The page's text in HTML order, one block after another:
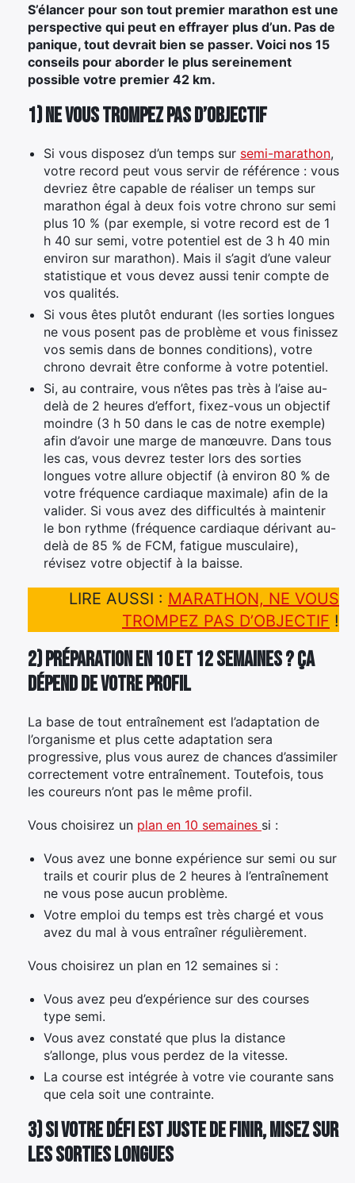
S’élancer pour son tout premier marathon est une
perspective qui peut en effrayer plus d’un. Pas de
panique, tout devrait bien se passer. Voici nos 15
conseils pour aborder le plus sereinement
possible votre premier 42 km.
1) Ne vous trompez pas d’objectif
Si vous disposez d’un temps sur semi-marathon,
votre record peut vous servir de référence : vous
devriez être capable de réaliser un temps sur
marathon égal à deux fois votre chrono sur semi
plus 10 % (par exemple, si votre record est de 1
h 40 sur semi, votre potentiel est de 3 h 40 min
environ sur marathon). Mais il s’agit d’une valeur
statistique et vous devez aussi tenir compte de
vos qualités.
Si vous êtes plutôt endurant (les sorties longues
ne vous posent pas de problème et vous finissez
vos semis dans de bonnes conditions), votre
chrono devrait être conforme à votre potentiel.
Si, au contraire, vous n’êtes pas très à l’aise au-
delà de 2 heures d’effort, fixez-vous un objectif
moindre (3 h 50 dans le cas de notre exemple)
afin d’avoir une marge de manœuvre. Dans tous
les cas, vous devrez tester lors des sorties
longues votre allure objectif (à environ 80 % de
votre fréquence cardiaque maximale) afin de la
valider. Si vous avez des difficultés à maintenir
le bon rythme (fréquence cardiaque dérivant au-
delà de 85 % de FCM, fatigue musculaire),
révisez votre objectif à la baisse.
LIRE AUSSI : MARATHON, NE VOUS
TROMPEZ PAS D’OBJECTIF !
2) Préparation en 10 et 12 semaines ? Ça
dépend de votre profil
La base de tout entraînement est l’adaptation de
l’organisme et plus cette adaptation sera
progressive, plus vous aurez de chances d’assimiler
correctement votre entraînement. Toutefois, tous
les coureurs n’ont pas le même profil.
Vous choisirez un plan en 10 semaines si :
Vous avez une bonne expérience sur semi ou sur
trails et courir plus de 2 heures à l’entraînement
ne vous pose aucun problème.
Votre emploi du temps est très chargé et vous
avez du mal à vous entraîner régulièrement.
Vous choisirez un plan en 12 semaines si :
Vous avez peu d’expérience sur des courses
type semi.
Vous avez constaté que plus la distance
s’allonge, plus vous perdez de la vitesse.
La course est intégrée à votre vie courante sans
que cela soit une contrainte.
3) Si votre défi est juste de finir, misez sur
les sorties longues